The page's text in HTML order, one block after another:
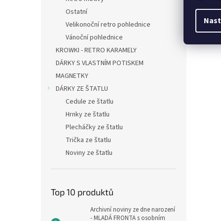
Ostatní
Velikonoční retro pohlednice
Vánoční pohlednice
KROWKI - RETRO KARAMELY
DÁRKY S VLASTNÍM POTISKEM
MAGNETKY
DÁRKY ZE ŠTATLU
Cedule ze štatlu
Hrnky ze štatlu
Plecháčky ze štatlu
Trička ze štatlu
Noviny ze štatlu
Top 10 produktů
Archivní noviny ze dne narození
- MLADÁ FRONTA s osobním